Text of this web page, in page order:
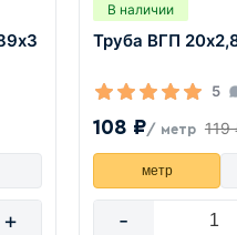
+
В наличии
Труба ВГП
5
108 ₽/ метр 119
метр
-